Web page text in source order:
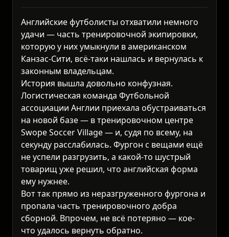
Английские футболисты отхватили немного
удачи — часть тренировочной экипировки,
которую у них умыкнули в американском
Канзас-Сити, всё-таки нашлась и вернулась к
законным владельцам.
История вышла довольно конфузная.
Логистическая команда Футбольной
ассоциации Англии приехала обустраиваться
на новой базе — в тренировочном центре
Swope Soccer Village — и, судя по всему, на
секунду расслабилась. Фургон с вещами ещё
не успели разгрузить, а какой-то шустрый
товарищ уже решил, что английская форма
ему нужнее.
Вот так прямо из неразгруженного фургона и
пропала часть тренировочного добра
сборной. Впрочем, не всё потеряно — кое-
что удалось вернуть обратно.